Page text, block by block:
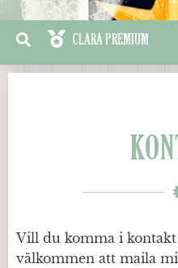
Vill du komma i
välkommen att maila